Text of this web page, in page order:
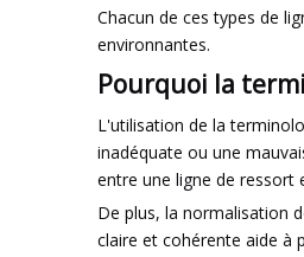
Chacun de ces types de
environnantes.
Pourquoi la
L'utilisation de la
inadéquate ou une
entre une ligne de ressort
De plus, la normalisation
claire et cohérente aide à